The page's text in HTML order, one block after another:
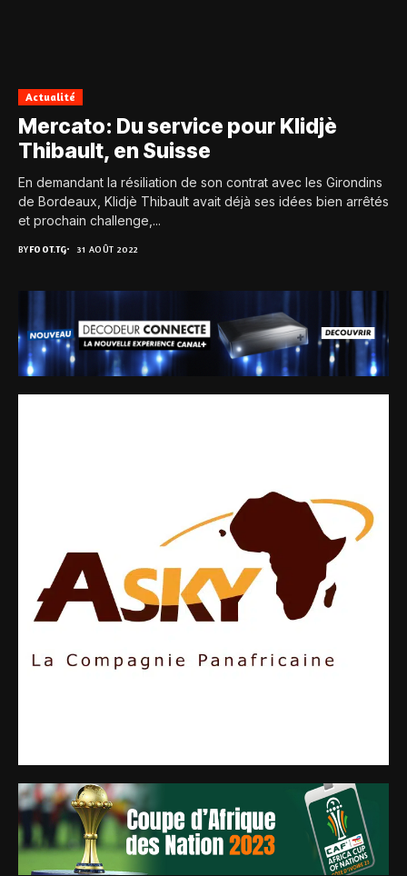
Actualité
Mercato: Du service pour Klidjè
Thibault, en Suisse
En demandant la résiliation de son contrat avec les Girondins
de Bordeaux, Klidjè Thibault avait déjà ses idées bien arrêtés
et prochain challenge,...
BYFOOT.TG 31 AOÛT 2022